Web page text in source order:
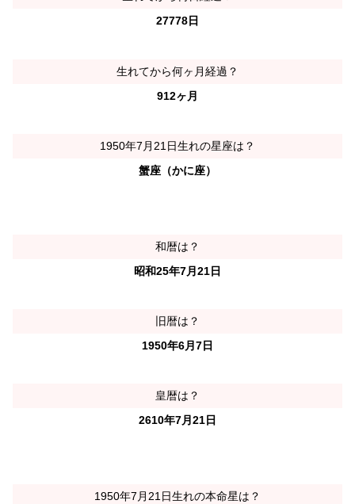
27778日
生れてから何ヶ月経過？
912ヶ月
1950年7月21日生れの星座は？
蟹座（かに座）
和暦は？
昭和25年7月21日
旧暦は？
1950年6月7日
皇暦は？
2610年7月21日
1950年7月21日生れの本命星は？